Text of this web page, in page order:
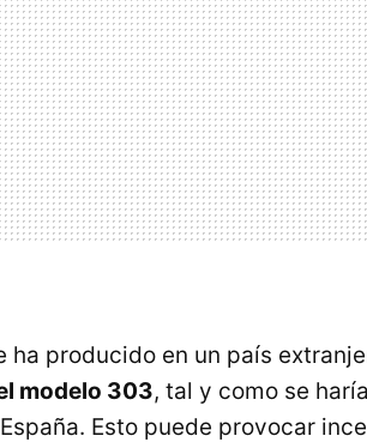
ha producido en un país
modelo 303, tal y como se
Esto puede provocar